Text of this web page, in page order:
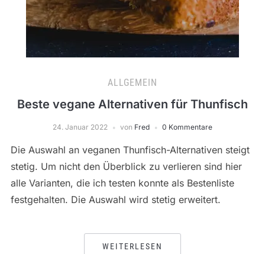
ALLGEMEIN
Beste vegane Alternativen für Thunfisch
24. Januar 2022 von Fred 0 Kommentare
Die Auswahl an veganen Thunfisch-Alternativen steigt
stetig. Um nicht den Überblick zu verlieren sind hier
alle Varianten, die ich testen konnte als Bestenliste
festgehalten. Die Auswahl wird stetig erweitert.
WEITERLESEN